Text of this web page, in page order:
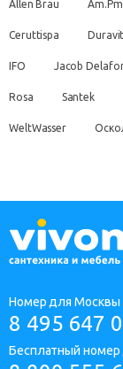
Allen Brau Am.Pm
Ceruttispa Duravit
IFO Jacob
Rosa Santek
WeltWasser
Номер для Москвы
8 495 647
Бесплатный номер